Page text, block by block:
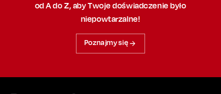
od A do Z, abyTwoje doświadczenie było
niepowtarzalne!
Poznajmy się